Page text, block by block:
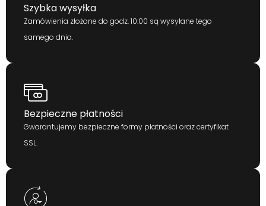
Szybka wysyłka
Zamówienia złożone do godz. 10:00 są wysyłane tego
samego dnia.
Bezpieczne płatności
Gwarantujemy bezpieczne formy płatności oraz certyfikat
SSL.